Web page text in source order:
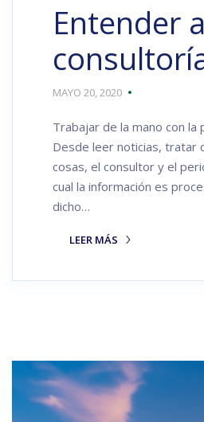
Entender
MAYO 20, 2020
Trabajar de la mano con la
Desde leer noticias, tratar
cosas, el consultor y el
cual la información es
dicho…
LEER MÁS